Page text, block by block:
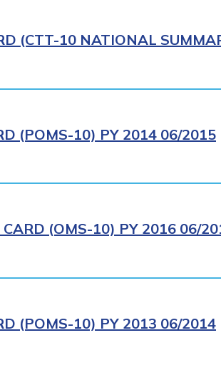
(CTT-10 NATIONAL
(POMS-10) PY 2014 06/2015
CARD (OMS-10) PY 2016 06/
(POMS-10) PY 2013 06/2014